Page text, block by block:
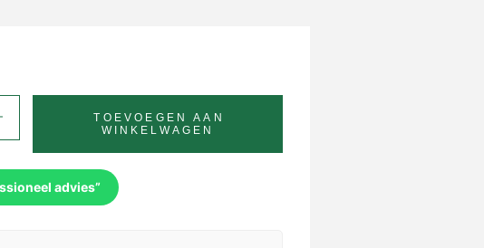
TOEVOEGEN AAN
WINKELWAGEN
advies”